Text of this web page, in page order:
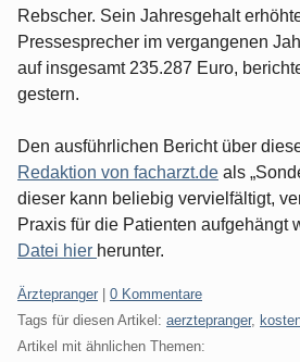
Rebscher. Sein Jahresgehalt
Pressesprecher im vergangenen
auf insgesamt 235.287 Euro,
gestern.
Den ausführlichen Bericht über
Redaktion von facharzt.de als
dieser kann beliebig vervielfältigt,
Praxis für die Patienten aufgehängt
Datei hier herunter.
Kategorien:
Ärztepranger
0 Kommentare
Tags für diesen Artikel: aerztepranger,
Artikel mit ähnlichen Themen: